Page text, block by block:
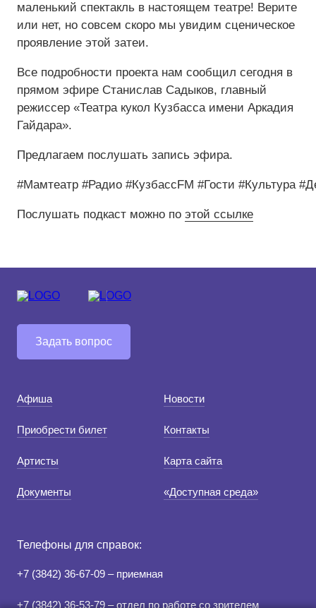
Средний
Большой
Без засечек
С засечками
маленький спектакль в настоящем театре! Верите
или нет, но совсем скоро мы увидим сценическое
проявление этой затеи.
Все подробности проекта нам сообщил сегодня в
прямом эфире Станислав Садыков, главный
режиссер «Театра кукол Кузбасса имени Аркадия
Гайдара».
Предлагаем послушать запись эфира.
#Мамтеатр #Радио #КузбассFM #Гости #Культура
Послушать подкаст можно по этой ссылке
Задать вопрос
Телефоны для справок:
+7 (3842) 36-67-09 – приемная
+7 (3842) 36-53-79 – отдел по работе со зрителем
Афиша
Приобрести билет
Артисты
Документы
Новости
Контакты
Карта сайта
«Доступная среда»